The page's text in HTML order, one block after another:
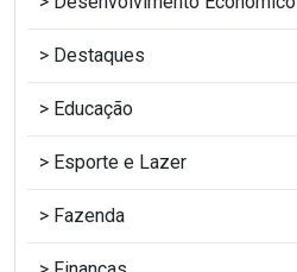
Destaques
Educação
Esporte e Lazer
Fazenda